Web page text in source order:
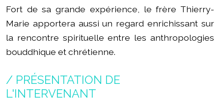
Fort de sa grande expérience, le frère Thierry-
Marie apportera aussi un regard enrichissant sur
la rencontre spirituelle entre les anthropologies
bouddhique et chrétienne.
/ PRÉSENTATION DE
L'INTERVENANT